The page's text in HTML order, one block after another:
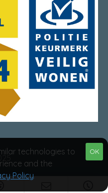
OK
technologies to
and the
Policy.